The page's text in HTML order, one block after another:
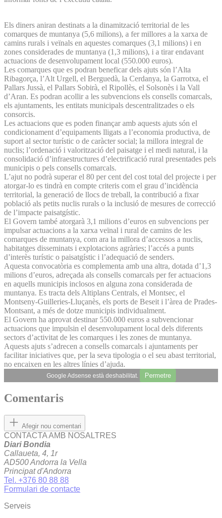
Els diners aniran destinats a la dinamització territorial de les
comarques de muntanya (5,6 milions), a fer millores a la xarxa de
camins rurals i veïnals en aquestes comarques (3,1 milions) i en
zones considerades de muntanya (1,3 milions), i a tirar endavant
actuacions de des­envolupament local (550.000 euros).
Les comarques que es podran beneficar dels ajuts són l’Alta
Ribagorça, l’Alt Urgell, el Berguedà, la Cerdanya, la Garrotxa, el
Pallars Jussà, el Pallars Sobirà, el Ripollès, el Solsonès i la Vall
d’Aran. Es podran acollir a les subvencions els consells comarcals,
els ajuntaments, les entitats municipals descentralitzades o els
consorcis.
Les actuacions que es poden finançar amb aquests ajuts són el
condicionament d’equipaments lligats a l’economia productiva, de
suport al sector turístic o de caràcter social; la millora integral de
nuclis; l’ordenació i valorització del paisatge i el medi natural, i la
consolidació d’infraestructures d’electrificació rural presentades pels
municipis o pels consells comarcals.
L’ajut no podrà superar el 80 per cent del cost total del projecte i per
atorgar-lo es tindrà en compte criteris com el grau d’incidència
territorial, la generació de llocs de treball, la contribució a fixar
població als petits nuclis rurals o la inclusió de mesures de correcció
de l’impacte paisatgístic.
El Govern també atorgarà 3,1 milions d’euros en subvencions per
impulsar actuacions a la xarxa veïnal i rural de camins de les
comarques de muntanya, com ara la millora d’accessos a nuclis,
habitatges disseminats i explotacions agràries; l’accés a punts
d’interès turístic o paisatgístic i l’adequació de senders.
Aquesta convocatòria es complementa amb una altra, dotada d’1,3
milions d’euros, adreçada als consells comarcals per fer actuacions
en aquells municipis inclosos en alguna zona considerada de
muntanya. Es tracta dels Altiplans Centrals, el Montsec, el
Montseny-Guilleries-Lluçanès, els ports de Beseit i l’àrea de Prades-
Montsant, a més de dotze municipis individualment.
El Govern ha aprovat destinar 550.000 euros a subvencionar
actuacions que impulsin el desenvolupament local dels diferents
sectors d’activitat de les comarques i les zones de muntanya.
Aquests ajuts s’adrecen a consells comarcals i ajuntaments per
facilitar iniciatives que, per la seva tipologia o el seu abast territorial,
no encaixen en les altres línies d’ajuda.
Google Adsense està deshabilitat. Permetre
Comentaris
Afegir nou comentari
CONTACTA AMB NOSALTRES
Diari Bondia
Callaueta, 4, 1r
AD500 Andorra la Vella
Principat d'Andorra
Tel. +376 80 88 88
Formulari de contacte
Serveis